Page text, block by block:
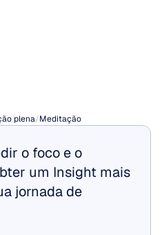
plena/Meditação
o foco e o
um Insight mais
jornada de